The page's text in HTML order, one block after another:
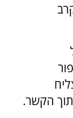
הקשר.